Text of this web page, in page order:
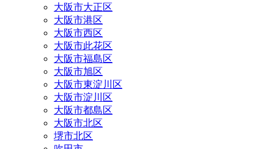
大阪市大正区
大阪市港区
大阪市西区
大阪市此花区
大阪市福島区
大阪市旭区
大阪市東淀川区
大阪市淀川区
大阪市都島区
大阪市北区
堺市北区